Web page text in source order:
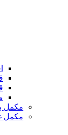
مکمل
مکمل